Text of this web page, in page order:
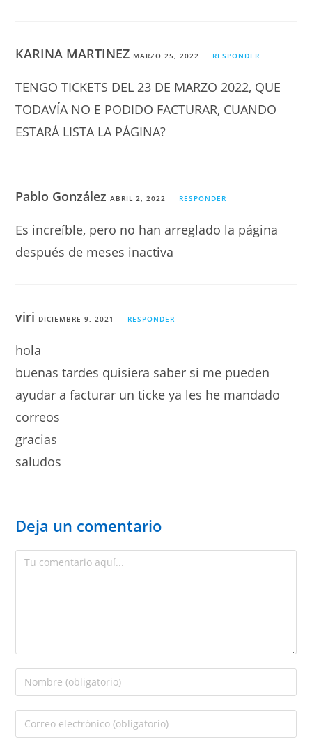
KARINA MARTINEZ MARZO 25, 2022 RESPONDER
TENGO TICKETS DEL 23 DE MARZO 2022, QUE
TODAVÍA NO E PODIDO FACTURAR, CUANDO
ESTARÁ LISTA LA PÁGINA?
Pablo GonzálezABRIL 2, 2022 RESPONDER
Es increíble, pero no han arreglado la página
después de meses inactiva
viri DICIEMBRE 9, 2021 RESPONDER
hola
buenas tardes quisiera saber si me pueden
ayudar a facturar un ticke ya les he mandado
correos
gracias
saludos
Deja un comentario